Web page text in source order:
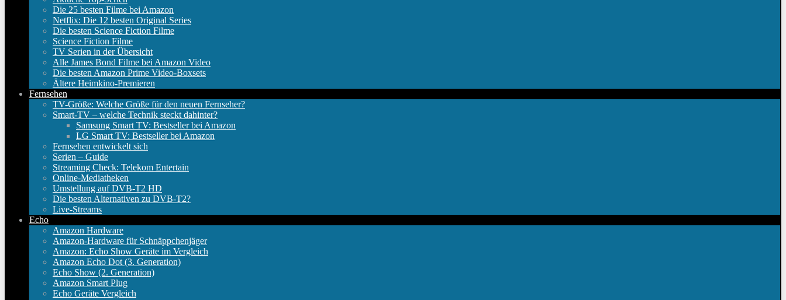
Die 25 besten Filme bei Amazon
Netflix: Die 12 besten Original Series
Die besten Science Fiction Filme
Science Fiction Filme
TV Serien in der Übersicht
Alle James Bond Filme bei Amazon Video
Die besten Amazon Prime Video-Boxsets
Ältere Heimkino-Premieren
Fernsehen
TV-Größe: Welche Größe für den neuen Fernseher?
Smart-TV – welche Technik steckt dahinter?
Samsung Smart TV: Bestseller bei Amazon
LG Smart TV: Bestseller bei Amazon
Fernsehen entwickelt sich
Serien – Guide
Streaming Check: Telekom Entertain
Online-Mediatheken
Umstellung auf DVB-T2 HD
Die besten Alternativen zu DVB-T2?
Live-Streams
Echo
Amazon Hardware
Amazon-Hardware für Schnäppchenjäger
Amazon: Echo Show Geräte im Vergleich
Amazon Echo Dot (3. Generation)
Echo Show (2. Generation)
Amazon Smart Plug
Echo Geräte Vergleich